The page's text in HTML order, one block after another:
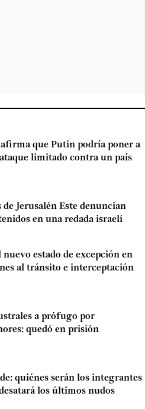
que Putin podría poner a
limitado contra un país
Jerusalén Este denuncian
en una redada israelí
estado de excepción en
al tránsito e interceptación
a prófugo por
quedó en prisión
quiénes serán los integrantes
los últimos nudos